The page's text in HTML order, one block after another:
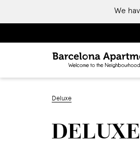
We
Deluxe
DELUXE